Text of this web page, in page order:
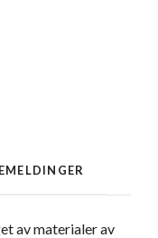
av materialer av